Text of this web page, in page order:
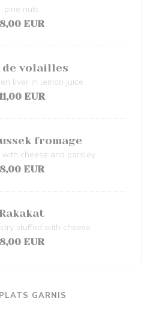
pine nuts
8,00 EUR
de volailles
liver in lemon juice
EUR
fromage
with cheese and parsley
8,00 EUR
Rakakat
stuffed with cheese
8,00 EUR
GARNIS